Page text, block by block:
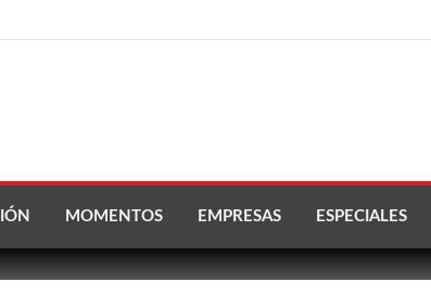
MOMENTOS EMPRESAS ESPECIALES